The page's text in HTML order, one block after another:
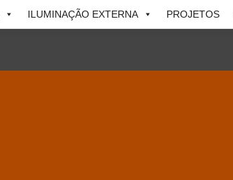
ILUMINAÇÃO EXTERNA PROJETOS